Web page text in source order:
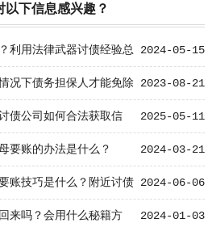
以下信息感兴趣？
2024-05-15
利用法律武器讨债经验总
2023-08-21
况下债务担保人才能免除
2025-05-11
债公司如何合法获取信
2024-03-21
要账的办法是什么？
2024-06-06
账技巧是什么？附近讨债
2024-01-03
来吗？会用什么秘籍方